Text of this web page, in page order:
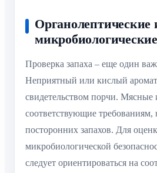
Органолептические
Проверка запаха – еще один
Неприятный или кислый аромат
свидетельством порчи. Мясные
соответствующие
посторонних запахов. Для
микробиологической
следует ориентироваться на